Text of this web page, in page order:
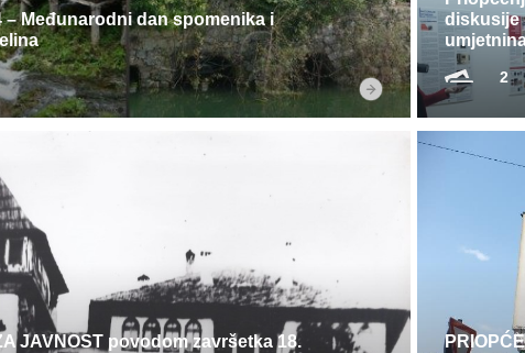
– Međunarodni dan spomenika i
diskusije
2
JAVNOST povodom završetka 18.